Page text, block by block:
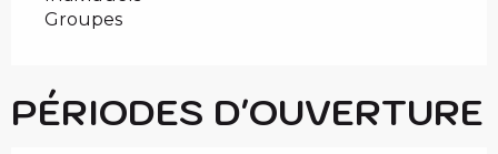
Groupes
PÉRIODES D'OUVERTURE